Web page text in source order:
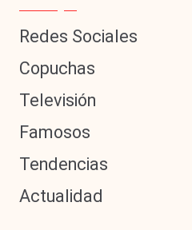
Redes Sociales
Copuchas
Televisión
Famosos
Tendencias
Actualidad